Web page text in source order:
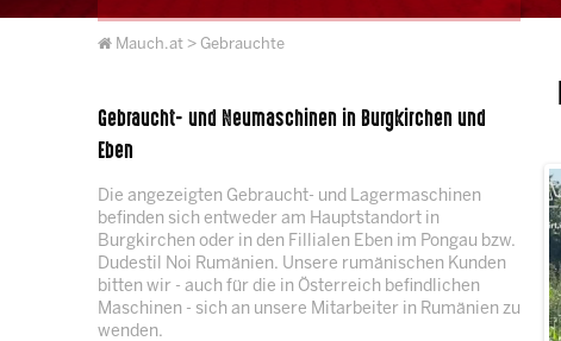
Mauch.at > Gebrauchte
Gebraucht- und Neumaschinen in Burgkirchen und
Eben
Die angezeigten Gebraucht- und Lagermaschinen
befinden sich entweder am Hauptstandort in
Burgkirchen oder in den Fillialen Eben im Pongau bzw.
Dudestil Noi Rumänien. Unsere rumänischen Kunden
bitten wir - auch für die in Österreich befindlichen
Maschinen - sich an unsere Mitarbeiter in Rumänien zu
wenden.